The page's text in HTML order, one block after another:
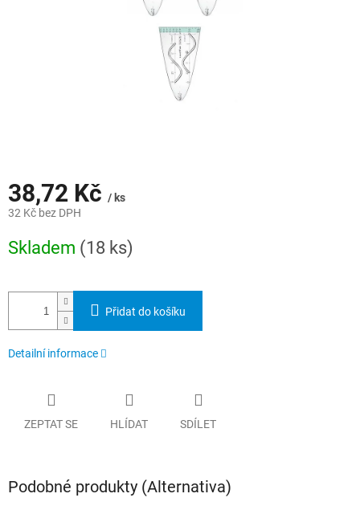
38,72 Kč / ks
32 Kč bez DPH
cena:
Skladem (18 ks)
Přidat do košíku
Detailní informace
ZEPTAT SE HLÍDAT SDÍLET
Podobné produkty (Alternativa)